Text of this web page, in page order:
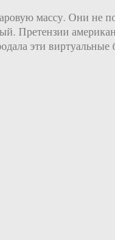
массу. Они не
Претензии
эти